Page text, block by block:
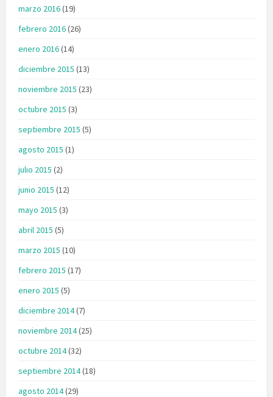
marzo 2016(19)
febrero 2016(26)
enero 2016(14)
diciembre 2015 (13)
noviembre 2015 (23)
octubre 2015 (3)
septiembre 2015 (5)
agosto 2015 (1)
julio 2015 (2)
junio 2015 (12)
mayo 2015 (3)
abril 2015 (5)
marzo 2015 (10)
febrero 2015 (17)
enero 2015 (5)
diciembre 2014(7)
noviembre 2014(25)
octubre 2014(32)
septiembre 2014(18)
agosto 2014(29)